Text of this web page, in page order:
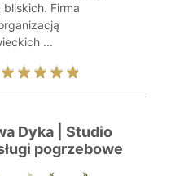
Firma
...
Dyka | Studio
pogrzebowe